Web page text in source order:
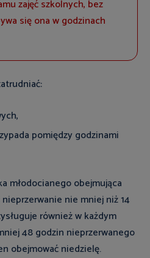
zajęć szkolnych, bez
się ona w godzinach
pomiędzy godzinami
młodocianego obejmująca
nie mniej niż 14
również w każdym
48 godzin nieprzerwanego
obejmować niedzielę.